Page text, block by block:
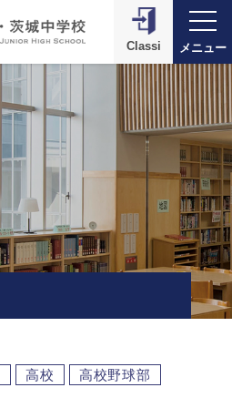
Classi メニュー
高校
高校野球部